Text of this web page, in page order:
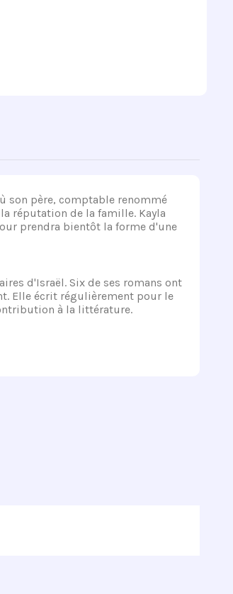
son père, comptable renommé
réputation de la famille. Kayla
prendra bientôt la forme d'une
d'Israël. Six de ses romans ont
Elle écrit régulièrement pour le
à la littérature.